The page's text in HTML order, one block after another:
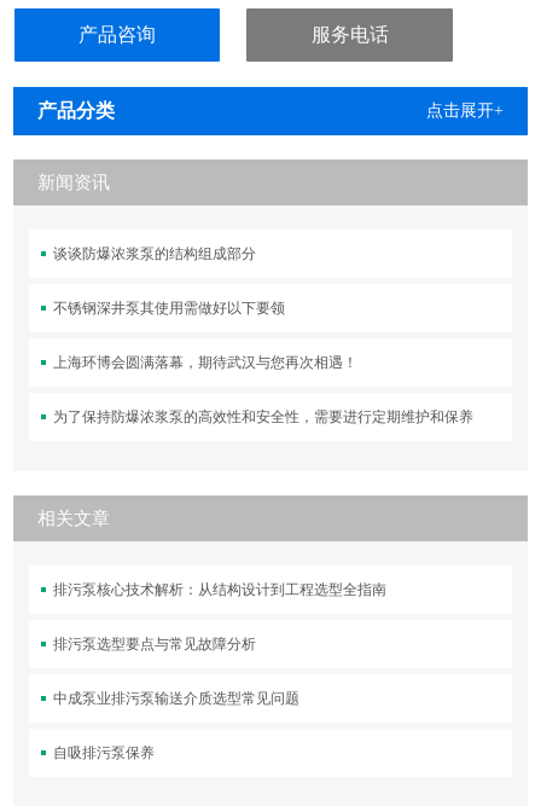
电源频率为50Hz，额定电压380V或660V （允许偏差±5%）的三相交
产品咨询 服务电话
产品分类 点击展开+
新闻资讯
谈谈防爆浓浆泵的结构组成部分
不锈钢深井泵其使用需做好以下要领
上海环博会圆满落幕，期待武汉与您再次相遇！
为了保持防爆浓浆泵的高效性和安全性，需要进行定期维护和保养
相关文章
排污泵核心技术解析：从结构设计到工程选型全指南
排污泵选型要点与常见故障分析
中成泵业排污泵输送介质选型常见问题
自吸排污泵保养